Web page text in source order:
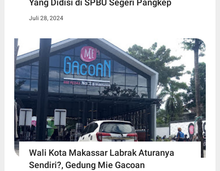
Juli 28, 2024
Wali Kota Makassar Labrak Aturanya
Sendiri?, Gedung Mie Gacoan